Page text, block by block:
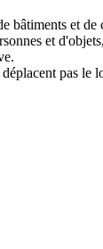
bâtiments et
et
pas le